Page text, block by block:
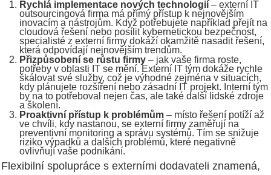
Rychlá implementace nových technologií – externí IT
outsourcingová firma má přímý přístup k nejnovějším
inovacím a nástrojům. Když potřebujete například přejít na
cloudová řešení nebo posílit kybernetickou bezpečnost,
specialisté z externí firmy dokáží okamžitě nasadit řešení,
která odpovídají nejnovějším trendům.
Přizpůsobení se růstu firmy – jak vaše firma roste,
potřeby v oblasti IT se mění. Externí IT tým dokáže rychle
škálovat své služby, což je výhodné zejména v situacích,
kdy plánujete rozšíření nebo zásadní IT projekt. Interní tým
by na to potřeboval nejen čas, ale také další lidské zdroje
a školení.
Proaktivní přístup k problémům – místo řešení potíží až
ve chvíli, kdy nastanou, se externí firmy zaměřují na
preventivní monitoring a správu systémů. Tím se snižuje
riziko výpadků a dalších problémů, které negativně
ovlivňují vaše podnikání.
Flexibilní spolupráce s externími dodavateli znamená,